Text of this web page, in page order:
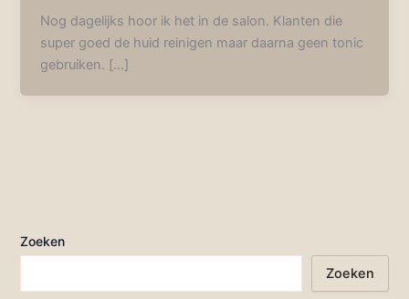
Nog dagelijks hoor ik het in de salon. Klanten die
super goed de huid reinigen maar daarna geen tonic
gebruiken. […]
Zoeken
Zoeken